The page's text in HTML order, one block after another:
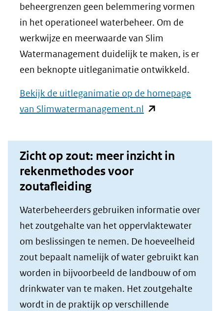
beheergrenzen geen belemmering vormen
in het operationeel waterbeheer. Om de
werkwijze en meerwaarde van Slim
Watermanagement duidelijk te maken, is er
een beknopte uitleganimatie ontwikkeld.
Bekijk de uitleganimatie op de homepage
van Slimwatermanagement.nl (opent
nieuw
venster)
Zicht op zout: meer inzicht in
rekenmethodes voor
zoutafleiding
Waterbeheerders gebruiken informatie over
het zoutgehalte van het oppervlaktewater
om beslissingen te nemen. De hoeveelheid
zout bepaalt namelijk of water gebruikt kan
worden in bijvoorbeeld de landbouw of om
drinkwater van te maken. Het zoutgehalte
wordt in de praktijk op verschillende